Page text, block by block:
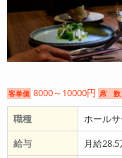
客単価 8000～10000円 席 数
職種
ホール
給与
月給